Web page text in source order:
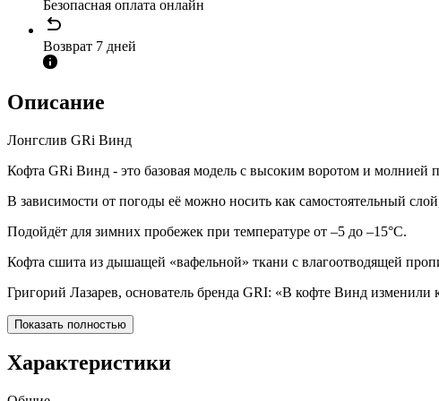
Безопасная оплата онлайн
Возврат 7 дней
Описание
Лонгслив GRi Винд
Кофта GRi Винд - это базовая модель с высоким воротом и молнией
В зависимости от погоды её можно носить как самостоятельный
Подойдёт для зимних пробежек при температуре от –5 до –15°С.
Кофта сшита из дышащей «вафельной» ткани с влагоотводящей
Григорий Лазарев, основатель бренда GRI: «В кофте Винд изменили
Показать полностью
Характеристики